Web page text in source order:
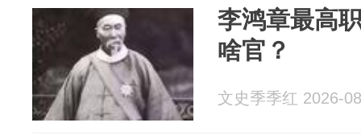
李鸿章最高
啥官？
文史季季红 2026-